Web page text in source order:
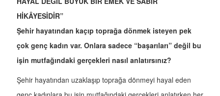
HİKÂYESİDİR”
Şehir hayatından kaçıp toprağa dönmek isteyen pek
çok genç kadın var. Onlara sadece “başarıları” değil bu
işin mutfağındaki gerçekleri nasıl anlatırsınız?
Şehir hayatından uzaklaşıp toprağa dönmeyi hayal eden